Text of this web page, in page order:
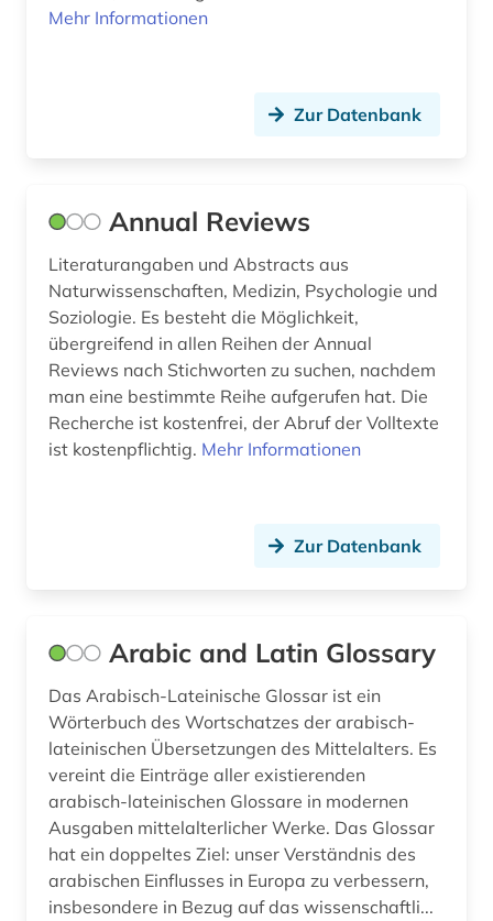
geschichte &lt;1731-1869&gt; (1)
gesteinskunde (1)
gesundheitswissenschaften (2)
gewerbliche schutzrechte (1)
gewerblicher rechtsschutz (1)
glazialgeologie (1)
grenzflächen (1)
großbritannien (1)
hispanistik (1)
hochenergiephysik (1)
hochgebirge (1)
humboldt, alexander von | geograf;
naturwissenschaftler; forschungsreisender;
Mehr Informationen
Zur Datenbank
Annual Reviews
Literaturangaben und Abstracts aus
Naturwissenschaften, Medizin, Psychologie und
Soziologie. Es besteht die Möglichkeit,
übergreifend in allen Reihen der Annual
Reviews nach Stichworten zu suchen, nachdem
man eine bestimmte Reihe aufgerufen hat. Die
Recherche ist kostenfrei, der Abruf der Volltexte
ist kostenpflichtig. Mehr Informationen
Zur Datenbank
Arabic and Latin Glossary
Das Arabisch-Lateinische Glossar ist ein
Wörterbuch des Wortschatzes der arabisch-
lateinischen Übersetzungen des Mittelalters. Es
vereint die Einträge aller existierenden
arabisch-lateinischen Glossare in modernen
Ausgaben mittelalterlicher Werke. Das Glossar
hat ein doppeltes Ziel: unser Verständnis des
arabischen Einflusses in Europa zu verbessern,
insbesondere in Bezug auf das wissenschaftli...